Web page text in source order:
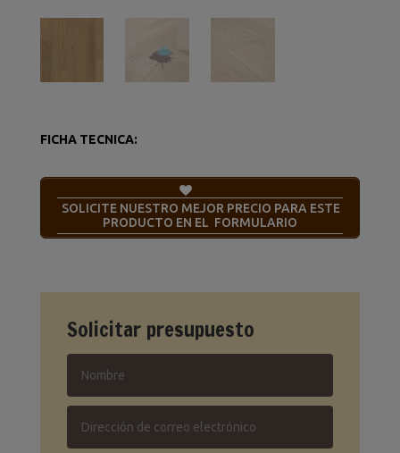
FICHA TECNICA:
SOLICITE NUESTRO MEJOR PRECIO PARA ESTE
PRODUCTO EN EL FORMULARIO
Solicitar presupuesto